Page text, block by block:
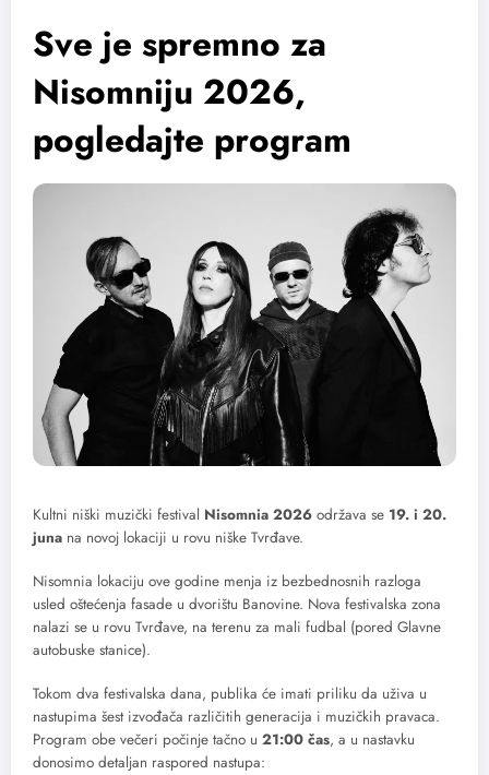
Sve je spremno za
Nisomniju 2026,
pogledajte program
Kultni niški muzički festival Nisomnia 2026 održava se 19. i 20.
juna na novoj lokaciji u rovu niške Tvrđave.
Nisomnia lokaciju ove godine menja iz bezbednosnih razloga
usled oštećenja fasade u dvorištu Banovine. Nova festivalska zona
nalazi se u rovu Tvrđave, na terenu za mali fudbal (pored Glavne
autobuske stanice).
Tokom dva festivalska dana, publika će imati priliku da uživa u
nastupima šest izvođača različitih generacija i muzičkih pravaca.
Program obe večeri počinje tačno u 21:00 čas, a u nastavku
donosimo detaljan raspored nastupa: